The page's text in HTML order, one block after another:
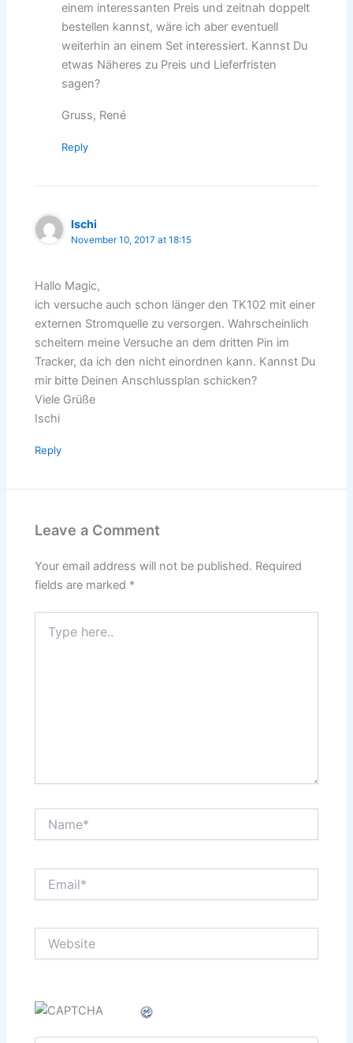
einem interessanten Preis und zeitnah doppelt
bestellen kannst, wäre ich aber eventuell
weiterhin an einem Set interessiert. Kannst Du
etwas Näheres zu Preis und Lieferfristen
sagen?
Gruss, René
Reply
Ischi
November 10, 2017 at 18:15
Hallo Magic,
ich versuche auch schon länger den TK102 mit einer
externen Stromquelle zu versorgen. Wahrscheinlich
scheitern meine Versuche an dem dritten Pin im
Tracker, da ich den nicht einordnen kann. Kannst Du
mir bitte Deinen Anschlussplan schicken?
Viele Grüße
Ischi
Reply
Leave a Comment
Your email address will not be published. Required
fields are marked *
here..